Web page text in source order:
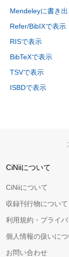
Mendeleyに書き出
Refer/BibIXで表示
RISで表示
BibTeXで表示
TSVで表示
ISBDで表示
CiNiiについて
CiNiiについて
収録刊行物について
利用規約・プライ
個人情報の扱いにつ
お問い合わせ